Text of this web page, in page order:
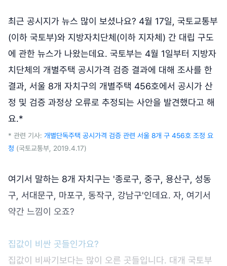
최근 공시지가 뉴스 많이 보셨나요? 4월 17일, 국토교통부
(이하 국토부)와 지방자치단체(이하 지자체) 간 대립 구도
에 관한 뉴스가 나왔는데요. 국토부는 4월 1일부터 지방자
치단체의 개별주택 공시가격 검증 결과에 대해 조사를 한
결과, 서울 8개 자치구의 개별주택 456호에서 공시가 산
정 및 검증 과정상 오류로 추정되는 사안을 발견했다고 해
요.*
* 관련 기사: 개별단독주택 공시가격 검증 관련 서울 8개 구 456호 조정 요
청 (국토교통부, 2019.4.17)
여기서 말하는 8개 자치구는 '종로구, 중구, 용산구, 성동
구, 서대문구, 마포구, 동작구, 강남구'인데요. 자, 여기서
약간 느낌이 오죠?
집값이 비싼 곳들인가요?
집값이 비싸기보다는 많이 오른 곳들입니다. 대개 국토부